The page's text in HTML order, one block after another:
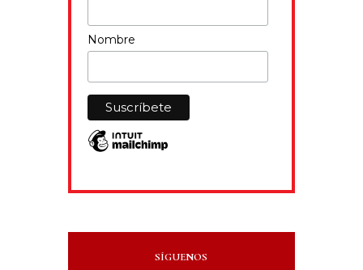
Nombre
SÍGUENOS